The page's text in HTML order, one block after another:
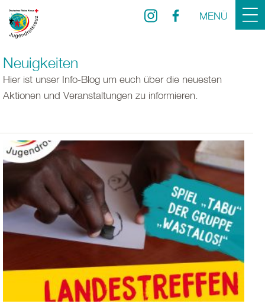
MENÜ
Neuigkeiten
Hier ist unser Info-Blog um euch über die neuesten
Aktionen und Veranstaltungen zu informieren.